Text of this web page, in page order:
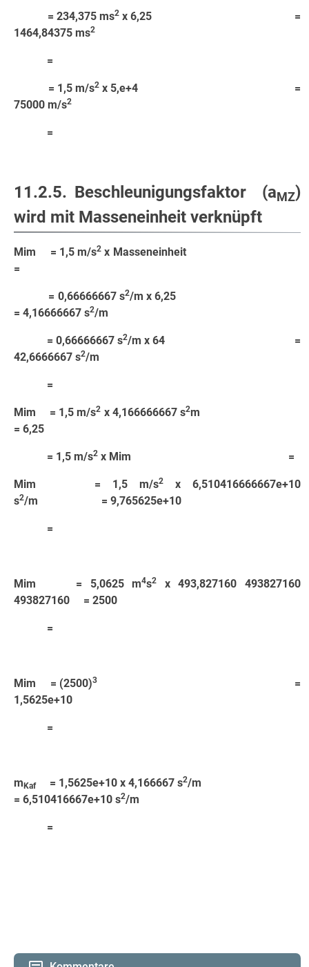
= 234,375 ms2x 6,25 =
1464,84375 ms2
=
= 1,5 m/s2x 5,e+4 =
75000 m/s2
=
11.2.5. Beschleunigungsfaktor (aMZ)
wird mit Masseneinheit verknüpft
Mim = 1,5 m/s2 x Masseneinheit
=
= 0,66666667 s2/m x 6,25
= 4,16666667 s2/m
= 0,66666667 s2/m x 64 =
42,6666667 s2/m
=
Mim = 1,5 m/s2 x 4,166666667 s2m
= 6,25
= 1,5 m/s2 x Mim =
Mim = 1,5 m/s2
x 6,510416666667e+10
s2/m = 9,765625e+10
=
Mim = 5,0625 m4s2
x 493,827160 493827160
493827160 = 2500
=
Mim = (2500)3=
1,5625e+10
=
m Kaf= 1,5625e+10 x 4,166667 s2/m
= 6,510416667e+10 s2/m
=